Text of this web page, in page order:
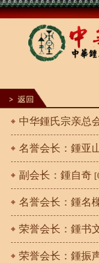
中华鍾氏宗亲总
名誉会长：鍾亚
副会长：鍾自奇
名誉会长：鍾名
荣誉会长：鍾书
荣誉会长：鍾振